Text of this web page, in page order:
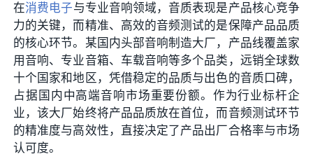
在消费电子与专业音响领域，音质表现是产品核心竞争
力的关键，而精准、高效的音频测试的是保障产品品质
的核心环节。某国内头部音响制造大厂，产品线覆盖家
用音响、专业音箱、车载音响等多个品类，远销全球数
十个国家和地区，凭借稳定的品质与出色的音质口碑，
占据国内中高端音响市场重要份额。作为行业标杆企
业，该大厂始终将产品品质放在首位，而音频测试环节
的精准度与高效性，直接决定了产品出厂合格率与市场
认可度。